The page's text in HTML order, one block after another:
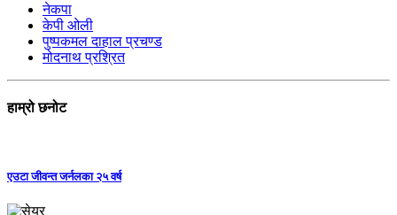
नेकपा
केपी ओली
पुष्पकमल दाहाल प्रचण्ड
मोदनाथ प्रश्रित
हाम्रो छनोट
एउटा जीवन्त जर्नलका २५ वर्ष